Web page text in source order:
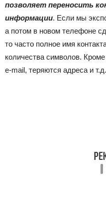
позволяет переносить
информации. Если мы
а потом в новом телефоне
то часто полное имя
количества символов.
e-mail, теряются адреса и т.д.